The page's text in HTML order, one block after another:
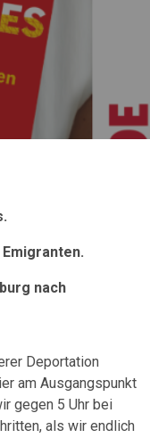
nach
Deportation
am Ausgangspunkt
gegen 5 Uhr bei
als wir endlich